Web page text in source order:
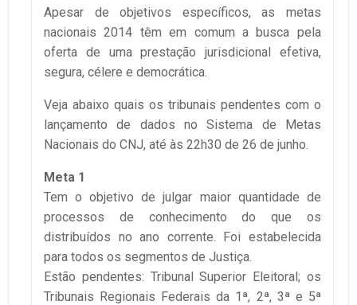
Apesar de objetivos específicos, as metas
nacionais 2014 têm em comum a busca pela
oferta de uma prestação jurisdicional efetiva,
segura, célere e democrática.
Veja abaixo quais os tribunais pendentes com o
lançamento de dados no Sistema de Metas
Nacionais do CNJ, até às 22h30 de 26 de junho.
Meta 1
Tem o objetivo de julgar maior quantidade de
processos de conhecimento do que os
distribuídos no ano corrente. Foi estabelecida
para todos os segmentos de Justiça.
Estão pendentes: Tribunal Superior Eleitoral; os
Tribunais Regionais Federais da 1ª, 2ª, 3ª e 5ª